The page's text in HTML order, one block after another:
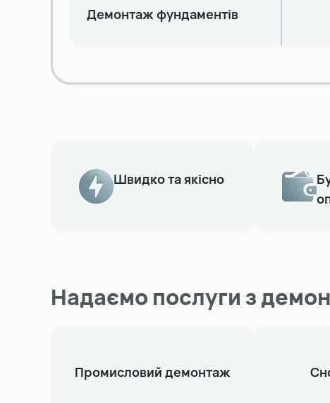
Демонтаж фундаментів
Швидко та якісно
Надаємо послуги з
Промисловий демонтаж